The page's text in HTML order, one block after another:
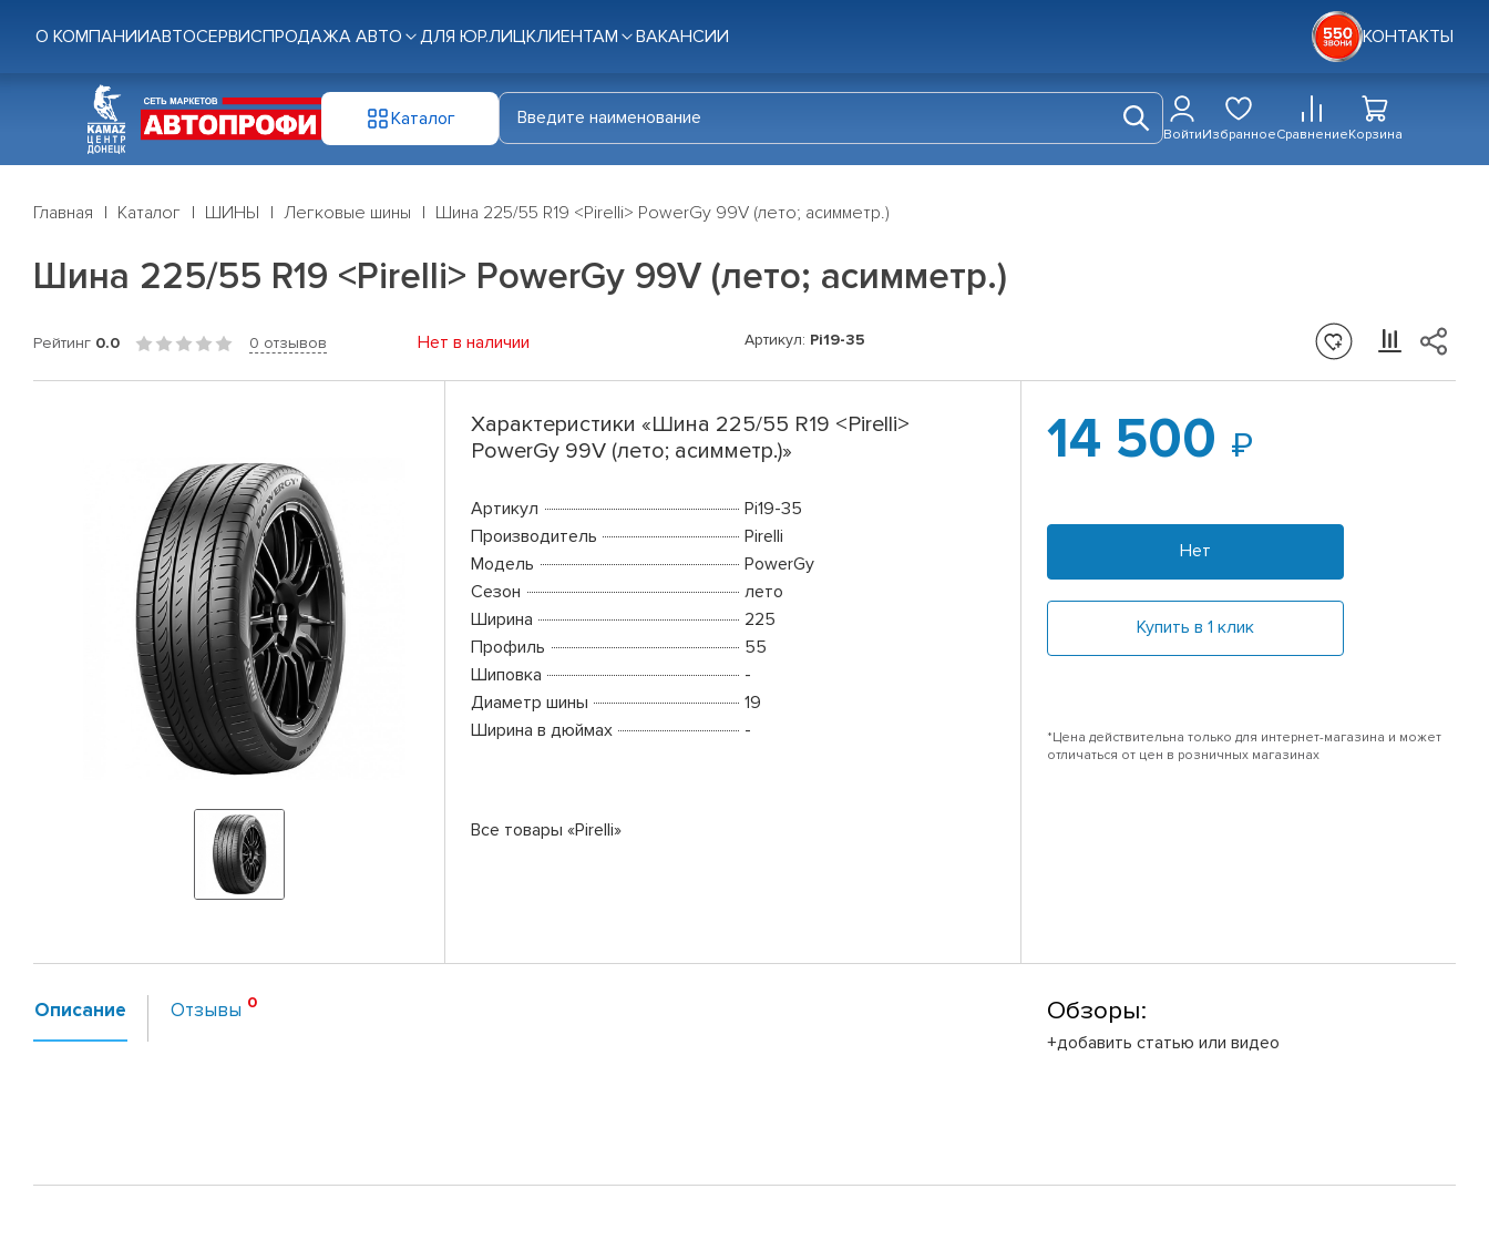
О КОМПАНИИАВТОСЕРВИСПРОДАЖА АВТО ДЛЯ ЮР.ЛИЦКЛИЕНТАМ ВАКАНСИИ КОНТАКТЫ
Каталог
ВойтиИзбранноеСравнениеКорзина
Главная Каталог ШИНЫ Легковые шины Шина 225/55 R19 <Pirelli> PowerGy 99V (лето; асимметр.)
Шина 225/55 R19 <Pirelli> PowerGy 99V (лето; асимметр.)
Рейтинг 0.0 0 отзывов Нет в наличии Артикул: Pi19-35
Характеристики «Шина 225/55 R19 <Pirelli>
PowerGy 99V (лето; асимметр.)»
Артикул
Pi19-35
Производитель
Pirelli
Модель
PowerGy
Сезон
лето
Ширина
225
Профиль
55
Шиповка
-
Диаметр шины
19
Ширина в дюймах
-
Все товары «Pirelli»
14 500
Нет
Купить в 1 клик
*Цена действительна только для интернет-магазина и может
отличаться от цен в розничных магазинах
Описание Отзывы Обзоры:
+добавить статью или видео